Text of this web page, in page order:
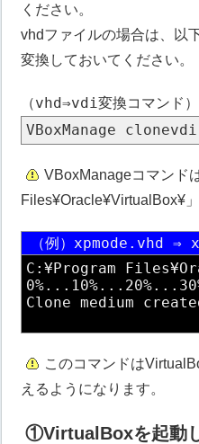
ください。
vhdファイルの場合は、以
変換しておいてください。
（vhd⇒vdi変換コマンド）
VBoxManageコマンド
Files¥Oracle¥VirtualBox¥
（例）xpmode.vhd ⇒
C:¥Program
Clone medium
このコマンドは
えるようになります。
①VirtualBoxを起動